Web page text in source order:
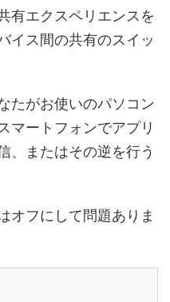
有エクスペリエンスを
イス間の共有のスイッ
たがお使いのパソコン
マートフォンでアプリ
、またはその逆を行う
オフにして問題ありま